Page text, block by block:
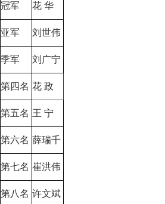
冠军 花 华
亚军 刘世伟
季军 刘广宁
第四名 花 政
第五名 王 宁
第六名 薛瑞千
第七名 崔洪伟
第八名 许文斌